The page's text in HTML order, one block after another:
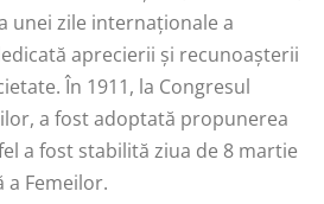
unei zile internaționale a
aprecierii și recunoașterii
În 1911, la Congresul
a fost adoptată propunerea
a fost stabilită ziua de 8 martie
a Femeilor.